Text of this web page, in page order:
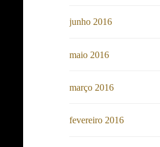
junho 2016
maio 2016
março 2016
fevereiro 2016